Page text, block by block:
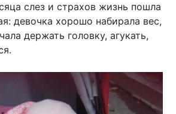
слез и страхов жизнь пошла
девочка хорошо набирала вес,
держать головку, агукать,